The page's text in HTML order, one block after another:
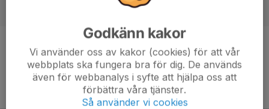
Ålder 16 år
Godkänn kakor
Vi använder oss av kakor (cookies) för att vår
webbplats ska fungera bra för dig. De används
även för webbanalys i syfte att hjälpa oss att
förbättra våra tjänster.
Så använder vi cookies